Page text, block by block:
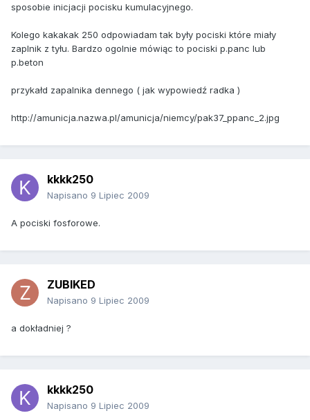
sposobie inicjacji pocisku kumulacyjnego.
Kolego kakakak 250 odpowiadam tak były pociski które miały
zaplnik z tyłu. Bardzo ogolnie mówiąc to pociski p.panc lub
p.beton
przykałd zapalnika dennego ( jak wypowiedź radka )
http://amunicja.nazwa.pl/amunicja/niemcy/pak37_ppanc_2.jpg
kkkk250
Napisano 9 Lipiec 2009
A pociski fosforowe.
ZUBIKED
Napisano 9 Lipiec 2009
a dokładniej ?
kkkk250
Napisano 9 Lipiec 2009